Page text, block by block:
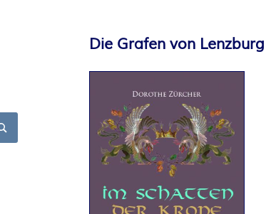
N
Z
Die Grafen von Lenzburg
Search